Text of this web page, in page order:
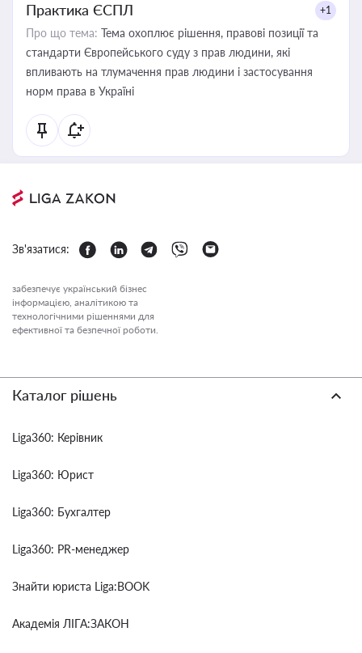
Практика ЄСПЛ +1
Про що тема: Тема охоплює рішення, правові позиції та
стандарти Європейського суду з прав людини, які
впливають на тлумачення прав людини і застосування
норм права в Україні
Зв'язатися:
забезпечує український бізнес
інформацією, аналітикою та
технологічними рішеннями для
ефективної та безпечної роботи.
Каталог рішень
Liga360: Керівник
Liga360: Юрист
Liga360: Бухгалтер
Liga360: PR-менеджер
Знайти юриста Liga:BOOK
Академія ЛІГА:ЗАКОН